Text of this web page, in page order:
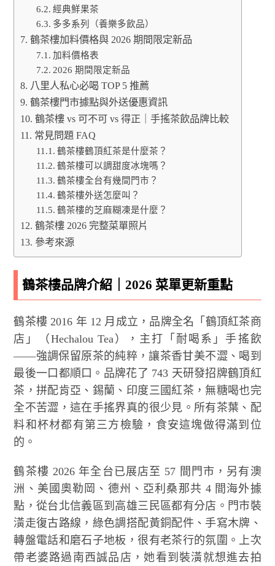
經典鮮果茶
多多系列（養樂多飲品）
鶴茶樓加料價格與 2026 期間限定新品
加料價格表
2026 期間限定新品
八里人私心必喝 TOP 5 推薦
鶴茶樓門市據點與外送優惠資訊
鶴茶樓 vs 可不可 vs 得正｜手搖茶飲品牌比較
常見問題 FAQ
鶴茶樓鶴頂紅茶是什麼茶？
鶴茶樓可以調甜度冰塊嗎？
鶴茶樓全台有幾間門市？
鶴茶樓外送怎麼叫？
鶴茶樓的芝麻糊凍是什麼？
鶴茶樓 2026 完整菜單照片
參考來源
鶴茶樓品牌介紹｜2026 菜單更新重點
鶴茶樓 2016 年 12 月成立，品牌全名「鶴頂紅茶商
店」（Hechalou Tea），主打「耐喝系」手搖飲
——強調保留原茶的純粹，讓茶香甘美不澀、喝到
最後一口都順口。品牌花了 743 天研發招牌鶴頂紅
茶，拼配肯亞、錫蘭、印度三國紅茶，無糖喝也完
全不苦澀，這在手搖界真的很少見。所有茶葉、配
料和杯材都有第三方檢驗，食安這塊做得滿到位
的。
鶴茶樓 2026 年全台已展店至 57 間門市，另有澳
洲、美國奧勒岡、德州、亞利桑那共 4 間海外據
點，從台北信義區到高雄三民區都有分店。門市裝
潢走復古路線，綠色調搭配黃銅配件、手寫木牌、
轉盤電話和磨石子地板，很有老茶行的氛圍。上次
帶老婆路過南西誠品店，她看到裝潢就想進去拍